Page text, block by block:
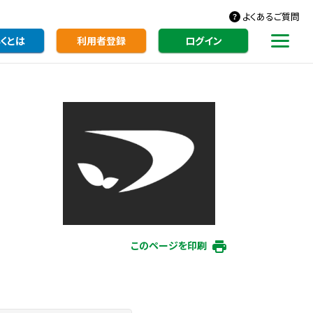
よくあるご質問
とは 利用者登録 ログイン
このページを印刷